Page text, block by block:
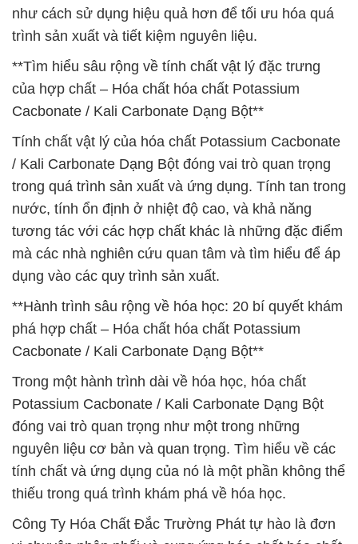
như cách sử dụng hiệu quả hơn để tối ưu hóa quá
trình sản xuất và tiết kiệm nguyên liệu.
**Tìm hiểu sâu rộng về tính chất vật lý đặc trưng
của hợp chất – Hóa chất hóa chất Potassium
Cacbonate / Kali Carbonate Dạng Bột**
Tính chất vật lý của hóa chất Potassium Cacbonate
/ Kali Carbonate Dạng Bột đóng vai trò quan trọng
trong quá trình sản xuất và ứng dụng. Tính tan trong
nước, tính ổn định ở nhiệt độ cao, và khả năng
tương tác với các hợp chất khác là những đặc điểm
mà các nhà nghiên cứu quan tâm và tìm hiểu để áp
dụng vào các quy trình sản xuất.
**Hành trình sâu rộng về hóa học: 20 bí quyết khám
phá hợp chất – Hóa chất hóa chất Potassium
Cacbonate / Kali Carbonate Dạng Bột**
Trong một hành trình dài về hóa học, hóa chất
Potassium Cacbonate / Kali Carbonate Dạng Bột
đóng vai trò quan trọng như một trong những
nguyên liệu cơ bản và quan trọng. Tìm hiểu về các
tính chất và ứng dụng của nó là một phần không thể
thiếu trong quá trình khám phá về hóa học.
Công Ty Hóa Chất Đắc Trường Phát tự hào là đơn